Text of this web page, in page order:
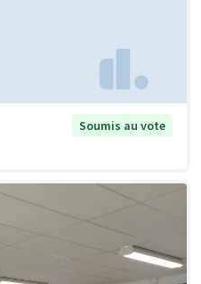
Soumis au vote